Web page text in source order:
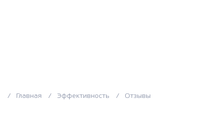
Главная Эффективность Отзывы